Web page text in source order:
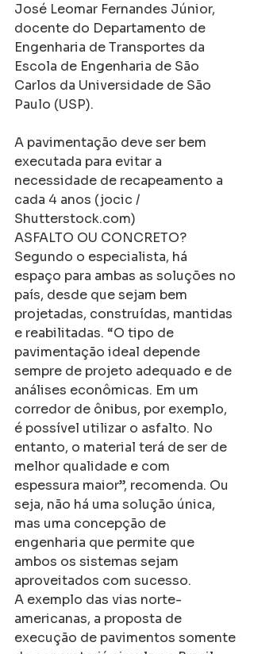
José Leomar Fernandes Júnior,
docente do Departamento de
Engenharia de Transportes da
Escola de Engenharia de São
Carlos da Universidade de São
Paulo (USP).
A pavimentação deve ser bem
executada para evitar a
necessidade de recapeamento a
cada 4 anos (jocic /
Shutterstock.com)
ASFALTO OU CONCRETO?
Segundo o especialista, há
espaço para ambas as soluções no
país, desde que sejam bem
projetadas, construídas, mantidas
e reabilitadas. “O tipo de
pavimentação ideal depende
sempre de projeto adequado e de
análises econômicas. Em um
corredor de ônibus, por exemplo,
é possível utilizar o asfalto. No
entanto, o material terá de ser de
melhor qualidade e com
espessura maior”, recomenda. Ou
seja, não há uma solução única,
mas uma concepção de
engenharia que permite que
ambos os sistemas sejam
aproveitados com sucesso.
A exemplo das vias norte-
americanas, a proposta de
execução de pavimentos somente